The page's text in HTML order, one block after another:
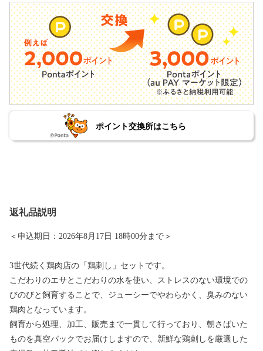
ポイント交換所はこちら
返礼品説明
＜申込期日：2026年8月17日 18時00分まで＞
3世代続く鶏肉店の「鶏刺し」セットです。
こだわりのエサとこだわりの水を使い、ストレスのない環境での
びのびと飼育することで、ジューシーでやわらかく、臭みのない
鶏肉となっています。
飼育から処理、加工、販売まで一貫して行っており、朝さばいた
ものを真空パックでお届けしますので、新鮮な鶏刺しを厳選した